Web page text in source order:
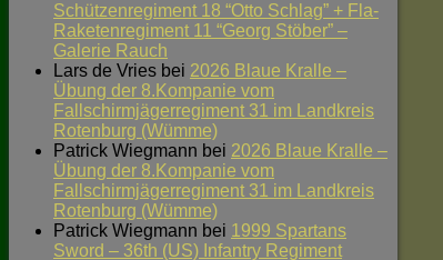
Schützenregiment 18 “Otto Schlag” + Fla-
Raketenregiment 11 “Georg Stöber” –
Galerie Rauch
Lars de Vries bei 2026 Blaue Kralle –
Übung der 8.Kompanie vom
Fallschirmjägerregiment 31 im Landkreis
Rotenburg (Wümme)
Patrick Wiegmann bei 2026 Blaue Kralle –
Übung der 8.Kompanie vom
Fallschirmjägerregiment 31 im Landkreis
Rotenburg (Wümme)
Patrick Wiegmann bei 1999 Spartans
Sword – 36th (US) Infantry Regiment